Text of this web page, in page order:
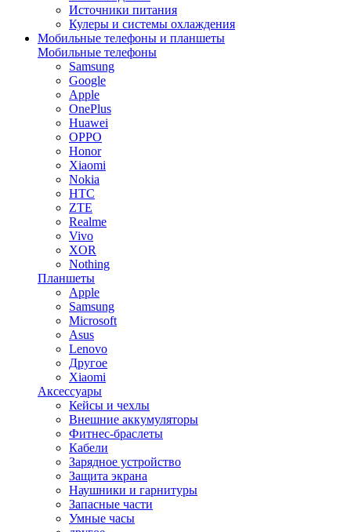
Источники питания
Кулеры и системы охлаждения
Мобильные телефоны и планшеты
Мобильные телефоны
Samsung
Google
Apple
OnePlus
Huawei
OPPO
Honor
Xiaomi
Nokia
HTC
ZTE
Realme
Vivo
XOR
Nothing
Планшеты
Apple
Samsung
Microsoft
Asus
Lenovo
Другое
Xiaomi
Аксессуары
Кейсы и чехлы
Внешние аккумуляторы
Фитнес-браслеты
Кабели
Зарядное устройство
Защита экрана
Наушники и гарнитуры
Запасные части
Умные часы